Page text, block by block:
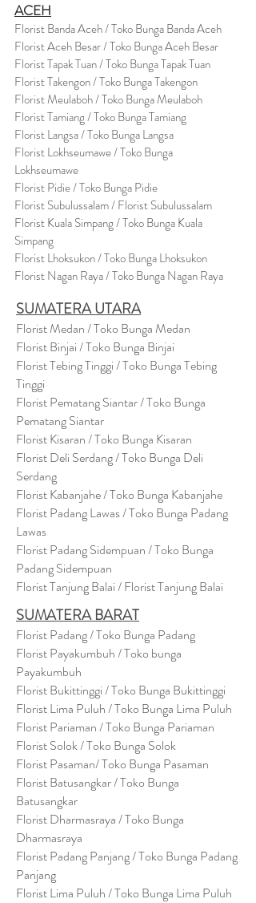
ACEH
Florist Banda Aceh / Toko Bunga Banda Aceh
Florist Aceh Besar / Toko Bunga Aceh Besar
Florist Tapak Tuan / Toko Bunga Tapak Tuan
Florist Takengon / Toko Bunga Takengon
Florist Meulaboh / Toko Bunga Meulaboh
Florist Tamiang / Toko Bunga Tamiang
Florist Langsa / Toko Bunga Langsa
Florist Lokhseumawe / Toko Bunga
Lokhseumawe
Florist Pidie / Toko Bunga Pidie
Florist Subulussalam / Florist Subulussalam
Florist Kuala Simpang / Toko Bunga Kuala
Simpang
Florist Lhoksukon / Toko Bunga Lhoksukon
Florist Nagan Raya / Toko Bunga Nagan Raya
SUMATERA UTARA
Florist Medan / Toko Bunga Medan
Florist Binjai / Toko Bunga Binjai
Florist Tebing Tinggi / Toko Bunga Tebing
Tinggi
Florist Pematang Siantar / Toko Bunga
Pematang Siantar
Florist Kisaran / Toko Bunga Kisaran
Florist Deli Serdang / Toko Bunga Deli
Serdang
Florist Kabanjahe / Toko Bunga Kabanjahe
Florist Padang Lawas / Toko Bunga Padang
Lawas
Florist Padang Sidempuan / Toko Bunga
Padang Sidempuan
Florist Tanjung Balai / Florist Tanjung Balai
SUMATERA BARAT
Florist Padang / Toko Bunga Padang
Florist Payakumbuh / Toko bunga
Payakumbuh
Florist Bukittinggi / Toko Bunga Bukittinggi
Florist Lima Puluh / Toko Bunga Lima Puluh
Florist Pariaman / Toko Bunga Pariaman
Florist Solok / Toko Bunga Solok
Florist Pasaman/ Toko Bunga Pasaman
Florist Batusangkar / Toko Bunga
Batusangkar
Florist Dharmasraya / Toko Bunga
Dharmasraya
Florist Padang Panjang / Toko Bunga Padang
Panjang
Florist Lima Puluh / Toko Bunga Lima Puluh